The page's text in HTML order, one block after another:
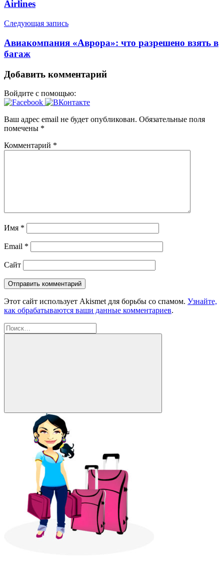
Airlines
Следующая запись
Авиакомпания «Аврора»: что разрешено взять в
багаж
Добавить комментарий
Войдите с помощью:
Ваш адрес email не будет опубликован. Обязательные поля
помечены *
Комментарий *
Имя *
Email *
Сайт
Этот сайт использует Akismet для борьбы со спамом. Узнайте,
как обрабатываются ваши данные комментариев.
Найти:
Поиск